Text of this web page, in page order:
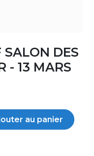
DES
- 13 MARS
au panier